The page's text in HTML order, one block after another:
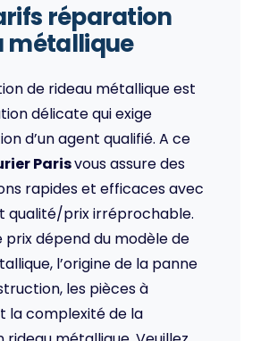
réparation
métallique
de rideau métallique est
délicate qui exige
d’un agent qualifié. A ce
Parisvous assure des
rapides et efficaces avec
qualité/prix irréprochable.
prix dépend du modèle de
l’origine de la panne
les pièces à
la complexité de la